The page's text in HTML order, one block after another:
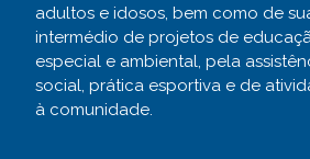
adultos e idosos, bem como de
intermédio de projetos de
especial e ambiental, pela
social, prática esportiva e de
à comunidade.